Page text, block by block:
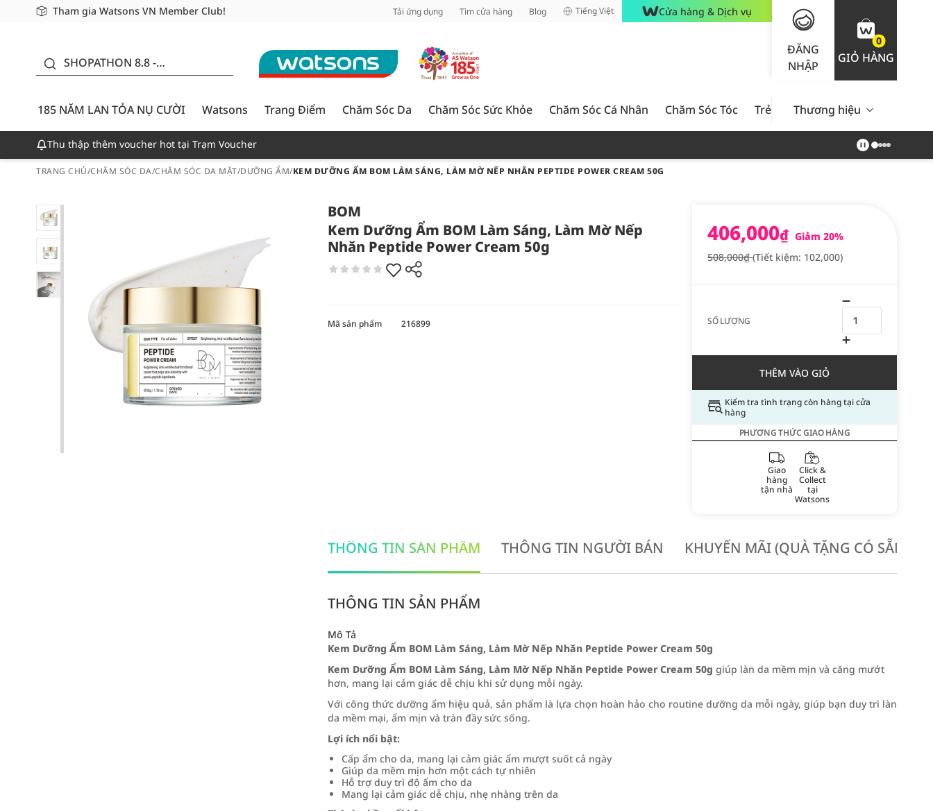
Tham gia Watsons VN Member Club!
Miễn phí giao hàng cho đơn hàng từ 249,000Đ
Giao hàng nhanh 24h - Áp dụng khu vực TP. Hồ Chí Minh Tải ứng dụng Tìm cửa hàng Blog Tiếng Việt Cửa hàng & Dịch vụ
ĐĂNG
NHẬP
0
GIỎ HÀNG
SHOPATHON 8.8 -
CƯỜI - GIẢM ĐẾN
50%
185 NĂM LAN TỎA NỤ CƯỜI
Watsons Trang Điểm Chăm Sóc Da Chăm Sóc Sức Khỏe Chăm Sóc Cá Nhân Chăm Sóc Tóc Trẻ Em Nam Giới Chăm Sóc
Thương hiệu
Thu thập thêm voucher hot tại Trạm Voucher
TRANG CHỦ/CHĂM SÓC DA/CHĂM SÓC DA MẶT/DƯỠNG ẨM/KEM DƯỠNG ẨM BOM LÀM SÁNG, LÀM MỜ NẾP NHĂN PEPTIDE POWER CREAM 50G
BOM
Kem Dưỡng Ẩm BOM Làm Sáng, Làm Mờ Nếp
Nhăn Peptide Power Cream 50g
406,000₫ Giảm 20%
508,000₫(Tiết kiệm: 102,000)
SỐ LƯỢNG
THÊM VÀO GIỎ
Kiểm tra tình trạng còn hàng tại cửa
hàng
PHƯƠNG THỨC GIAO HÀNG
Giao
hàng
tận nhà
Click &
Collect
tại
Watsons
Mã sản phẩm 216899
THÔNG TIN SẢN PHẨM THÔNG TIN NGƯỜI BÁN KHUYẾN MÃI (QUÀ TẶNG CÓ SẴN
THÔNG TIN SẢN PHẨM
Mô Tả
Kem Dưỡng Ẩm BOM Làm Sáng, Làm Mờ Nếp Nhăn Peptide Power Cream 50g
Kem Dưỡng Ẩm BOM Làm Sáng, Làm Mờ Nếp Nhăn Peptide Power Cream 50g giúp làn da mềm mịn và căng mướt
hơn, mang lại cảm giác dễ chịu khi sử dụng mỗi ngày.
Với công thức dưỡng ẩm hiệu quả, sản phẩm là lựa chọn hoàn hảo cho routine dưỡng da mỗi ngày, giúp bạn duy trì làn
da mềm mại, ẩm mịn và tràn đầy sức sống.
Lợi ích nổi bật:
Cấp ẩm cho da, mang lại cảm giác ẩm mượt suốt cả ngày
Giúp da mềm mịn hơn một cách tự nhiên
Hỗ trợ duy trì độ ẩm cho da
Mang lại cảm giác dễ chịu, nhẹ nhàng trên da